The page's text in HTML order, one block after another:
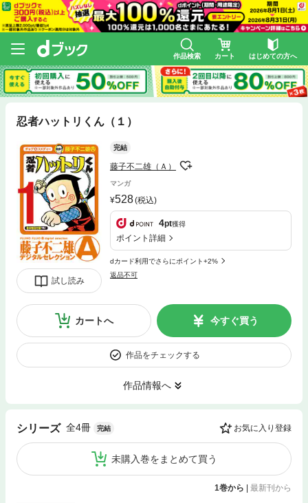
作品検索 カート はじめての方へ
忍者ハットリくん（１）
試し読み
完結
藤子不二雄（Ａ）
マンガ
528(税込)
4pt獲得
ポイント詳細
dカード利用でさらにポイント+2%
返品不可
カートへ 今すぐ買う
作品をチェックする
作品情報へ
シリーズ 全4冊 完結 お気に入り登録
未購入巻をまとめて買う
1巻から | 最新刊から